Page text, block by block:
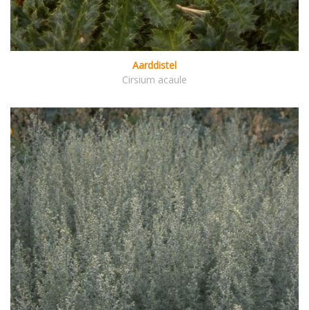
Aarddistel
Cirsium acaule